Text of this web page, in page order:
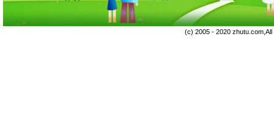
(c) 2005 - 2020